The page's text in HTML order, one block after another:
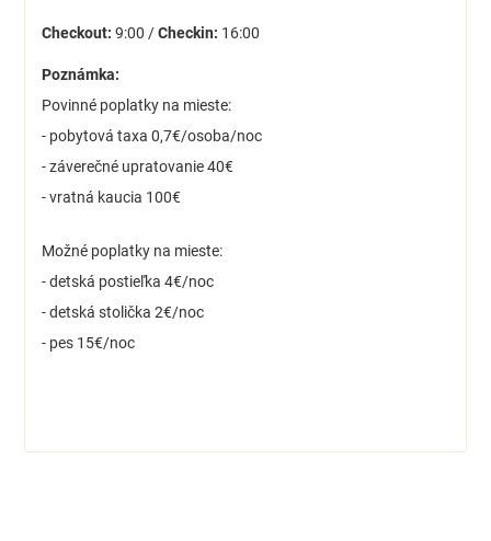
Checkout: 9:00 /Checkin: 16:00
Poznámka:
Povinné poplatky na mieste:
- pobytová taxa 0,7€/osoba/noc
- záverečné upratovanie 40€
- vratná kaucia 100€
Možné poplatky na mieste:
- detská postieľka 4€/noc
- detská stolička 2€/noc
- pes 15€/noc